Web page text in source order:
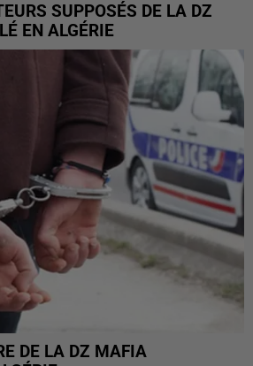
SUPPOSÉS DE LA DZ
EN ALGÉRIE
DE LA DZ MAFIA